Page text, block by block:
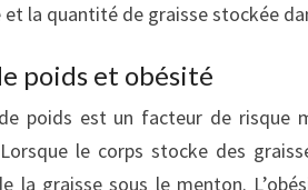
et la quantité de graisse stockée
poids et obésité
poids est un facteur de risque
le corps stocke des
la graisse sous le menton.